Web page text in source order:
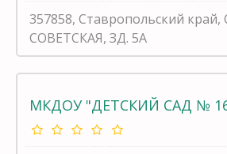
357858, Ставропольский край,
СОВЕТСКАЯ, ЗД. 5А
МКДОУ "ДЕТСКИЙ САД №